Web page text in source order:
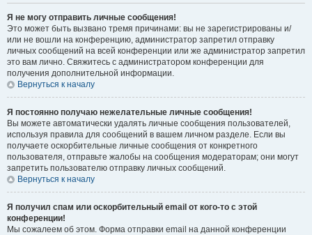
Я не могу отправить личные сообщения!
Это может быть вызвано тремя причинами: вы не зарегистрированы и/
или не вошли на конференцию, администратор запретил отправку
личных сообщений на всей конференции или же администратор запретил
это вам лично. Свяжитесь с администратором конференции для
получения дополнительной информации.
Вернуться к началу
Я постоянно получаю нежелательные личные сообщения!
Вы можете автоматически удалять личные сообщения пользователей,
используя правила для сообщений в вашем личном разделе. Если вы
получаете оскорбительные личные сообщения от конкретного
пользователя, отправьте жалобы на сообщения модераторам; они могут
запретить пользователю отправку личных сообщений.
Вернуться к началу
Я получил спам или оскорбительный email от кого-то с этой
конференции!
Мы сожалеем об этом. Форма отправки email на данной конференции